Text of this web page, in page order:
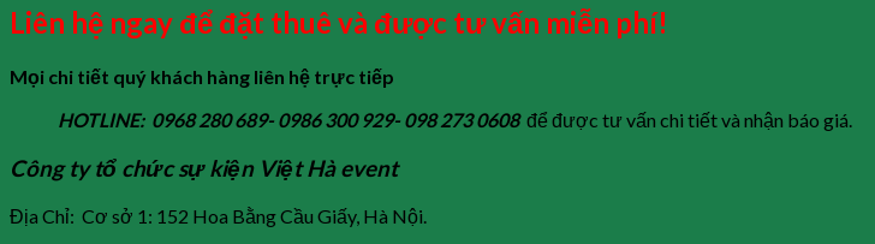
Liên hệ ngay để đặt thuê và được tư vấn miễn phí!
Mọi chi tiết quý khách hàng liên hệ trực tiếp
HOTLINE: 0968 280 689- 0986 300 929- 098 273 0608 để được tư vấn chi tiết và nhận báo giá.
Công ty tổ chức sự kiện Việt Hà event
Địa Chỉ: Cơ sở 1: 152 Hoa Bằng Cầu Giấy, Hà Nội.